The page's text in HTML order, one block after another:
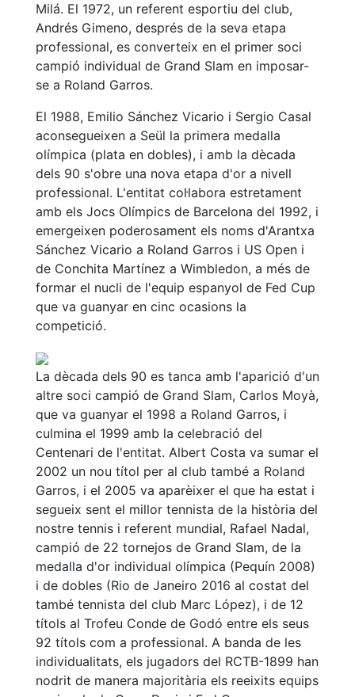
Milá. El 1972, un referent esportiu del club,
Andrés Gimeno, després de la seva etapa
professional, es converteix en el primer soci
campió individual de Grand Slam en imposar-
se a Roland Garros.
El 1988, Emilio Sánchez Vicario i Sergio Casal
aconsegueixen a Seül la primera medalla
olímpica (plata en dobles), i amb la dècada
dels 90 s'obre una nova etapa d'or a nivell
professional. L'entitat col·labora estretament
amb els Jocs Olímpics de Barcelona del 1992, i
emergeixen poderosament els noms d'Arantxa
Sánchez Vicario a Roland Garros i US Open i
de Conchita Martínez a Wimbledon, a més de
formar el nucli de l'equip espanyol de Fed Cup
que va guanyar en cinc ocasions la
competició.
La dècada dels 90 es tanca amb l'aparició d'un
altre soci campió de Grand Slam, Carlos Moyà,
que va guanyar el 1998 a Roland Garros, i
culmina el 1999 amb la celebració del
Centenari de l'entitat. Albert Costa va sumar el
2002 un nou títol per al club també a Roland
Garros, i el 2005 va aparèixer el que ha estat i
segueix sent el millor tennista de la història del
nostre tennis i referent mundial, Rafael Nadal,
campió de 22 tornejos de Grand Slam, de la
medalla d'or individual olímpica (Pequín 2008)
i de dobles (Rio de Janeiro 2016 al costat del
també tennista del club Marc López), i de 12
títols al Trofeu Conde de Godó entre els seus
92 títols com a professional. A banda de les
individualitats, els jugadors del RCTB-1899 han
nodrit de manera majoritària els reeixits equips